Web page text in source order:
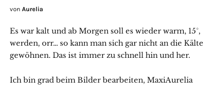
von Aurelia
Es war kalt und ab Morgen soll es wieder warm, 15°,
werden, orr… so kann man sich gar nicht an die Kälte
gewöhnen. Das ist immer zu schnell hin und her.
Ich bin grad beim Bilder bearbeiten, MaxiAurelia